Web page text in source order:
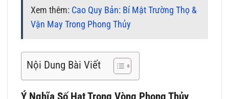
Xem thêm: Cao Quy Bản: Bí Mật Trường Thọ &
Vận May Trong Phong Thủy
Nội Dung Bài Viết
Ý Nghĩa Số Hạt Trong Vòng Phong Thủy